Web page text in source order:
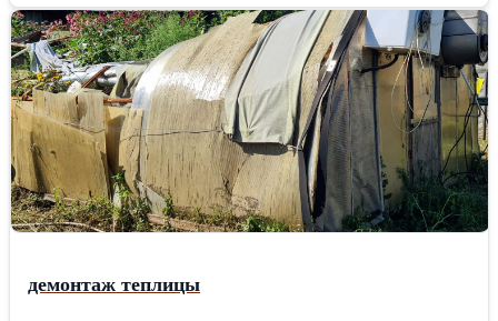
Стоимость ремонта называю до начала работы и она не меняется,
оплачиваете после проверки. Помимо бумажных документов
выдаю электронный чек с прописанной гарантией. Имеется
склад запчастей, что в большинстве случаев позволяет
выполнить ремонт у вас дома за один визит, при сложном
ремонте забираю машинку или узел в мастерскую. Многие
проблемы удается решить по телефону, звоните, консультация
бесплатна. С примерами и стоимостью ремонтов можете
ознакомиться на сайте.
демонтаж теплицы